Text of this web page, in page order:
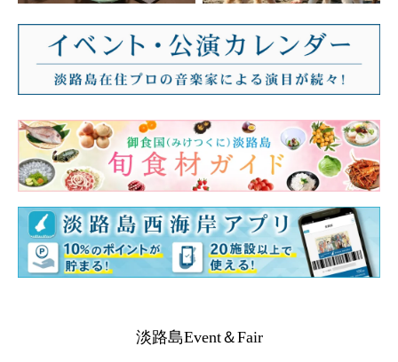
淡路島Event＆Fair